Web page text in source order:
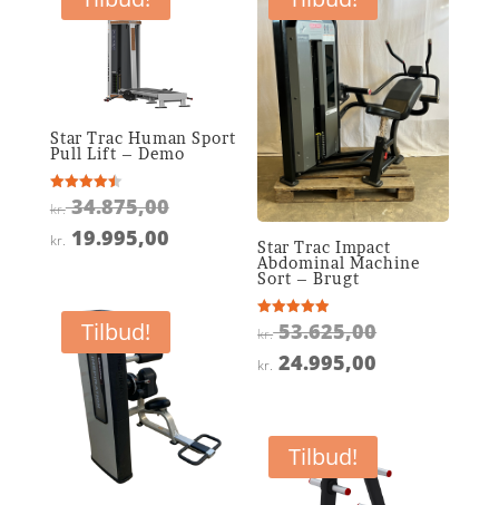
Star Trac Human Sport
Pull Lift – Demo
Vurderet
4.5
kr.34.875,00Den
oprindelige
kr. 34.875,00.
kr. 19.995,00Den
kr. 19.995,00.
Star Trac Impact
Abdominal Machine
Sort – Brugt
Vurderet
4.9
kr.53.625,00Den
kr.
kr. 24.995,00
kr.
Tilbud!
Tilbud!